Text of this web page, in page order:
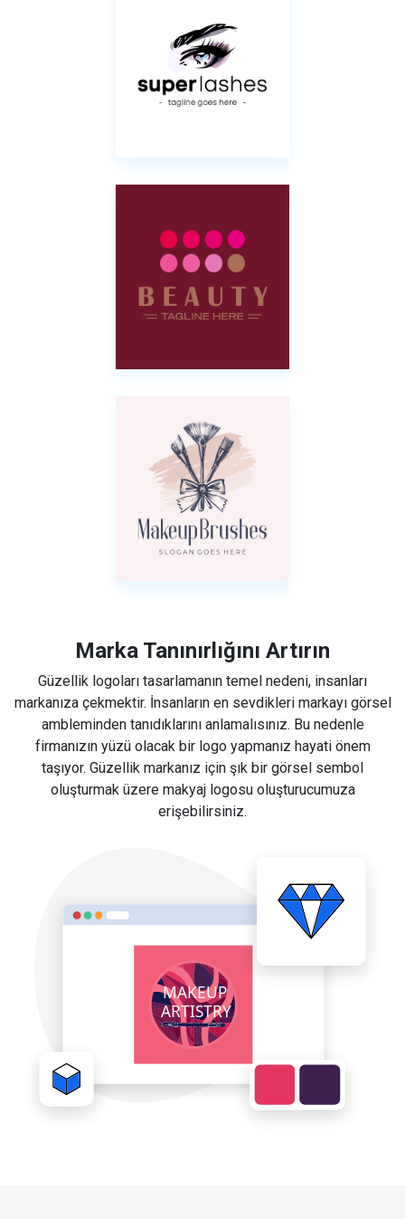
Marka Tanınırlığını Artırın
Güzellik logoları tasarlamanın temel nedeni, insanları
markanıza çekmektir. İnsanların en sevdikleri markayı görsel
ambleminden tanıdıklarını anlamalısınız. Bu nedenle
firmanızın yüzü olacak bir logo yapmanız hayati önem
taşıyor. Güzellik markanız için şık bir görsel sembol
oluşturmak üzere makyaj logosu oluşturucumuza
erişebilirsiniz.